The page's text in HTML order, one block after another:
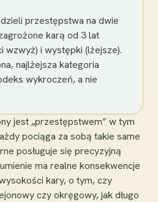
przestępstwa na dwie
karą od 3 lat
wzwyż) i występki (lżejsze).
najlżejsza kategoria
wykroczeń, a nie
jest „przestępstwem” w tym
pociąga za sobą takie same
posługuje się precyzyjną
ma realne konsekwencje
kary, o tym, czy
czy okręgowy, jak długo